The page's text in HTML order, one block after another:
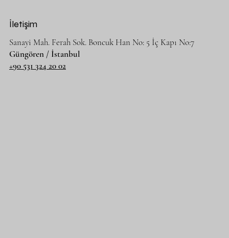
İletişim
Sanayi Mah. Ferah Sok. Boncuk Han No: 5 İç Kapı No:7
Güngören / İstanbul
+90 531 324 20 02